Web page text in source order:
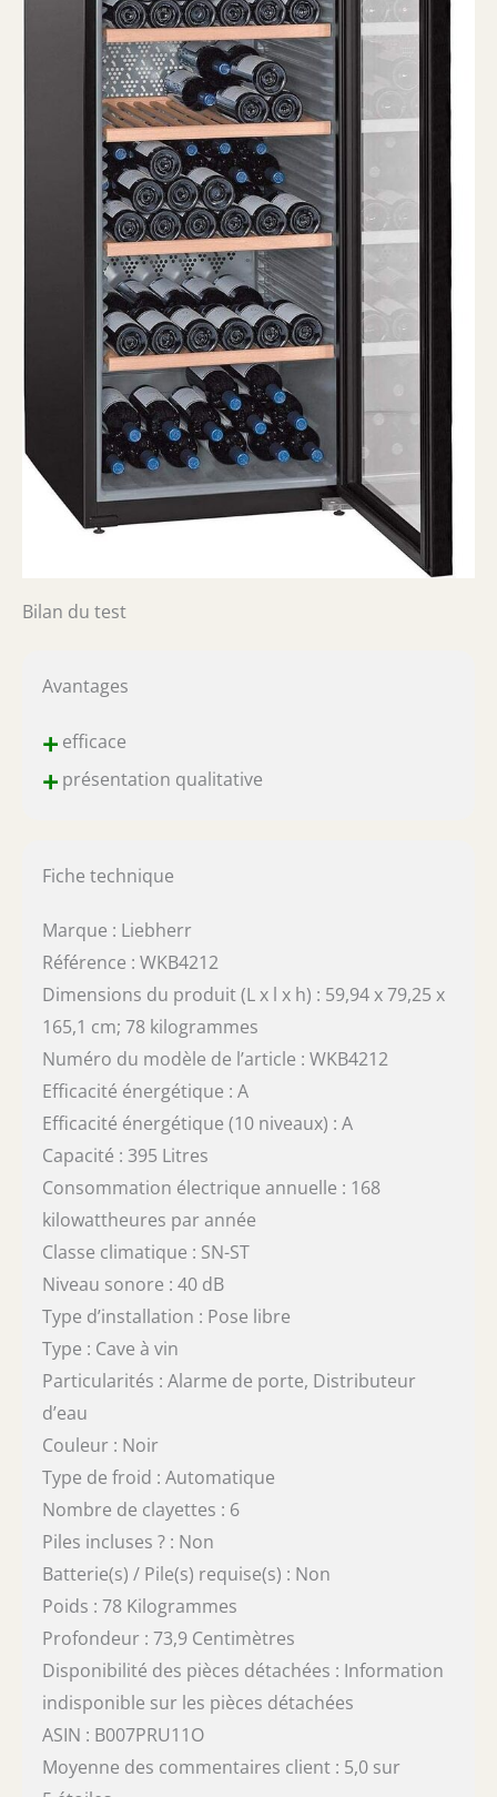
Bilan du test
Avantages
+efficace
+présentation qualitative
Fiche technique
Marque : Liebherr
Référence : WKB4212
Dimensions du produit (L x l x h) : 59,94 x 79,25 x
165,1 cm; 78 kilogrammes
Numéro du modèle de l’article : WKB4212
Efficacité énergétique : A
Efficacité énergétique (10 niveaux) : A
Capacité : 395 Litres
Consommation électrique annuelle : 168
kilowattheures par année
Classe climatique : SN-ST
Niveau sonore : 40 dB
Type d’installation : Pose libre
Type : Cave à vin
Particularités : Alarme de porte, Distributeur
d’eau
Couleur : Noir
Type de froid : Automatique
Nombre de clayettes : 6
Piles incluses ? : Non
Batterie(s) / Pile(s) requise(s) : Non
Poids : 78 Kilogrammes
Profondeur : 73,9 Centimètres
Disponibilité des pièces détachées : Information
indisponible sur les pièces détachées
ASIN : B007PRU11O
Moyenne des commentaires client : 5,0 sur